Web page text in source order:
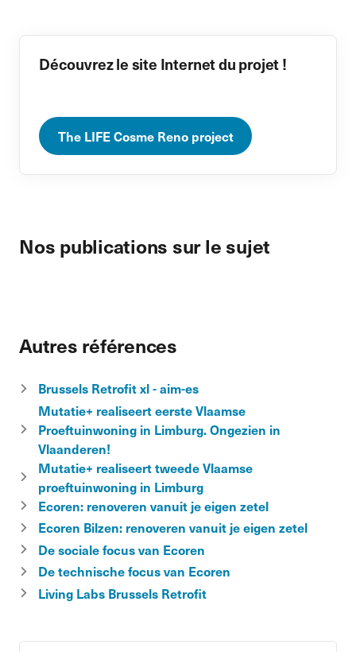
Découvrez le site Internet du projet !
The LIFE Cosme Reno project
Nos publications sur le sujet
Autres références
Brussels Retrofit xl - aim-es
Mutatie+ realiseert eerste Vlaamse
Proeftuinwoning in Limburg. Ongezien in
Vlaanderen!
Mutatie+ realiseert tweede Vlaamse
proeftuinwoning in Limburg
Ecoren: renoveren vanuit je eigen zetel
Ecoren Bilzen: renoveren vanuit je eigen zetel
De sociale focus van Ecoren
De technische focus van Ecoren
Living Labs Brussels Retrofit